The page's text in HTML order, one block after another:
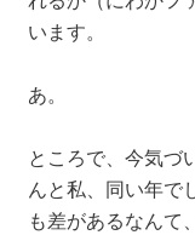
います。
あ。
ところで、今気づ
んと私、同い年で
も差があるなんて